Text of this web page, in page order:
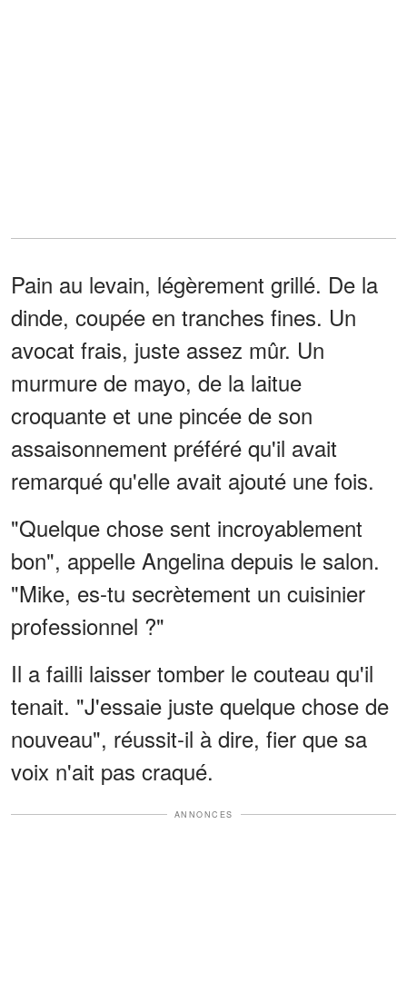
Pain au levain, légèrement grillé. De la
dinde, coupée en tranches fines. Un
avocat frais, juste assez mûr. Un
murmure de mayo, de la laitue
croquante et une pincée de son
assaisonnement préféré qu'il avait
remarqué qu'elle avait ajouté une fois.
"Quelque chose sent incroyablement
bon", appelle Angelina depuis le salon.
"Mike, es-tu secrètement un cuisinier
professionnel ?"
Il a failli laisser tomber le couteau qu'il
tenait. "J'essaie juste quelque chose de
nouveau", réussit-il à dire, fier que sa
voix n'ait pas craqué.
ANNONCES